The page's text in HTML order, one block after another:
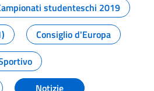
studenteschi 2019
Consiglio d'Europa
Notizie